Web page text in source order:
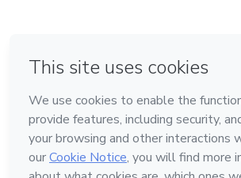
Feito com ❤ em Bogotá
Conheça a Hotmart